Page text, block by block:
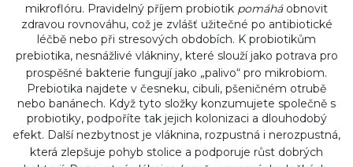
mikroflóru. Pravidelný příjem probiotik pomáháobnovit
zdravou rovnováhu, což je zvlášť užitečné po antibiotické
léčbě nebo při stresových obdobích. K probiotikům
prebiotika, nesnážlivé vlákniny, které slouží jako potrava pro
prospěšné bakterie fungují jako „palivo“ pro mikrobiom.
Prebiotika najdete v česneku, cibuli, pšeničném otrubě
nebo banánech. Když tyto složky konzumujete společně s
probiotiky, podpoříte tak jejich kolonizaci a dlouhodobý
efekt. Další nezbytnost je vláknina, rozpustná i nerozpustná,
která zlepšuje pohyb stolice a podporuje růst dobrých